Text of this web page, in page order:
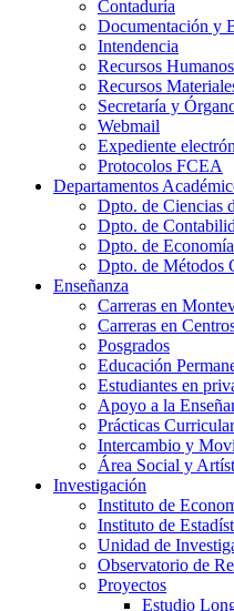
Contaduría
Documentación y
Intendencia
Recursos Humanos
Recursos
Secretaría y
Webmail
Expediente
Protocolos FCEA
Departamentos
Dpto. de Ciencias
Dpto. de
Dpto. de Economía
Dpto. de Métodos
Enseñanza
Carreras en
Carreras en
Posgrados
Educación
Estudiantes en
Apoyo a la
Prácticas
Intercambio y
Área Social y
Investigación
Instituto de
Instituto de
Unidad de
Observatorio de
Proyectos
Estudio